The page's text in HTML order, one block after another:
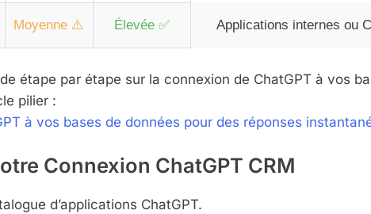
Moyenne ⚠️ Élevée ✅ Applications internes ou
étape par étape sur la connexion de ChatGPT à vos
pilier :
à vos bases de données pour des réponses
Connexion ChatGPT CRM
d’applications ChatGPT.